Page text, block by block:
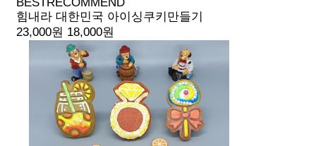
힘내라 대한민국 아이싱쿠키만들기
23,000원 18,000원